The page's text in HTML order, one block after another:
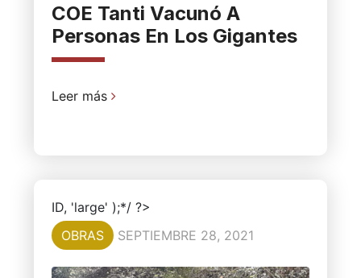
COE Tanti Vacunó A
Personas En Los Gigantes
Leer más
ID, 'large' );*/ ?>
OBRAS
SEPTIEMBRE 28, 2021